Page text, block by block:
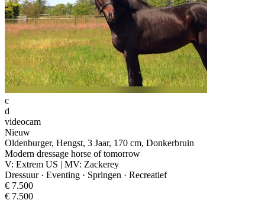
c
d
videocam
Nieuw
Oldenburger, Hengst, 3 Jaar, 170 cm, Donkerbruin
Modern dressage horse of tomorrow
V: Extrem US | MV: Zackerey
Dressuur · Eventing · Springen · Recreatief
€ 7.500
€ 7.500